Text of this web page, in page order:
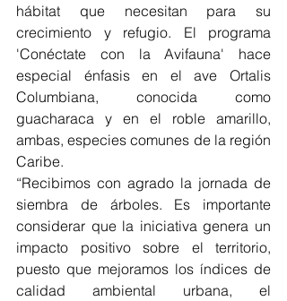
hábitat que necesitan para su
crecimiento y refugio. El programa
'Conéctate con la Avifauna' hace
especial énfasis en el ave Ortalis
Columbiana, conocida como
guacharaca y en el roble amarillo,
ambas, especies comunes de la región
Caribe.
“Recibimos con agrado la jornada de
siembra de árboles. Es importante
considerar que la iniciativa genera un
impacto positivo sobre el territorio,
puesto que mejoramos los índices de
calidad ambiental urbana, el